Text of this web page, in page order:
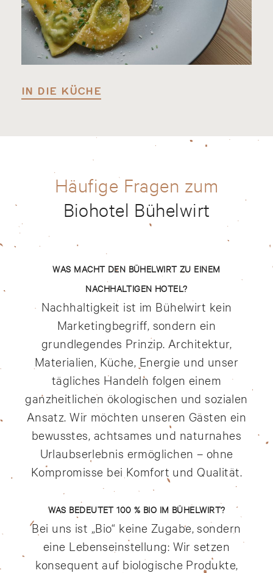
IN DIE KÜCHE
Häufige Fragen zum
Biohotel Bühelwirt
WAS MACHT DEN BÜHELWIRT ZU EINEM
NACHHALTIGEN HOTEL?
Nachhaltigkeit ist im Bühelwirt kein
Marketingbegriff, sondern ein
grundlegendes Prinzip. Architektur,
Materialien, Küche, Energie und unser
tägliches Handeln folgen einem
ganzheitlichen ökologischen und sozialen
Ansatz. Wir möchten unseren Gästen ein
bewusstes, achtsames und naturnahes
Urlaubserlebnis ermöglichen – ohne
Kompromisse bei Komfort und Qualität.
WAS BEDEUTET 100 % BIO IM BÜHELWIRT?
Bei uns ist „Bio“ keine Zugabe, sondern
eine Lebenseinstellung: Wir setzen
konsequent auf biologische Produkte,